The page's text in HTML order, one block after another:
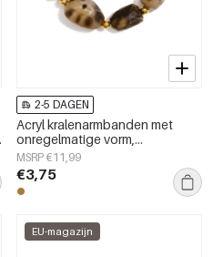
2-5 DAGEN
Acryl kralenarmbanden met
onregelmatige vorm,
eenvoudige, alledaagse serie,
damessieraden
MSRP €11,99
€3,75
EU-magazijn